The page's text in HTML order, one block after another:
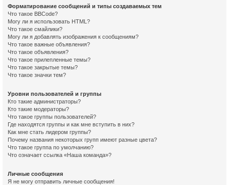
Форматирование сообщений и типы создаваемых тем
Что такое BBCode?
Могу ли я использовать HTML?
Что такое смайлики?
Могу ли я добавлять изображения к сообщениям?
Что такое важные объявления?
Что такое объявления?
Что такое прилепленные темы?
Что такое закрытые темы?
Что такое значки тем?
Уровни пользователей и группы
Кто такие администраторы?
Кто такие модераторы?
Что такое группы пользователей?
Где находятся группы и как мне вступить в них?
Как мне стать лидером группы?
Почему названия некоторых групп имеют разные цвета?
Что такое группа по умолчанию?
Что означает ссылка «Наша команда»?
Личные сообщения
Я не могу отправить личные сообщения!